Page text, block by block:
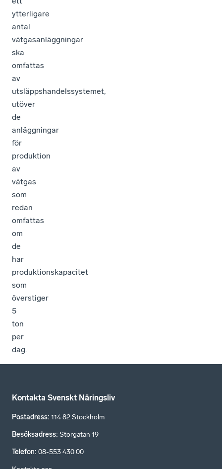
ytterligare
antal
vätgasanläggningar
ska
omfattas
av
utsläppshandelssystemet,
utöver
de
anläggningar
för
produktion
av
vätgas
som
redan
omfattas
om
de
har
produktionskapacitet
som
överstiger
5
ton
per
dag.
Kontakta Svenskt Näringsliv
Postadress: 114 82 Stockholm
Besöksadress: Storgatan 19
Telefon: 08-553 430 00